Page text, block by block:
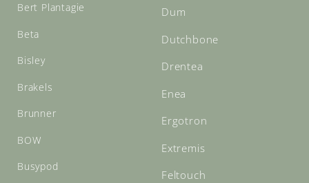
Bert Plantagie
Beta
Bisley
Brakels
Brunner
BOW
Busypod
Dum
Dutchbone
Drentea
Enea
Ergotron
Extremis
Feltouch